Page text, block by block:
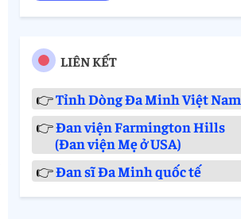
LIÊN KẾT
👉Tỉnh Dòng Đa Minh Việt Nam
👉Đan viện Farmington Hills
(Đan viện Mẹ ở USA)
👉Đan sĩ Đa Minh quốc tế